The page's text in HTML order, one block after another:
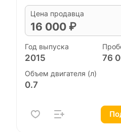
Цена продавца
16 000 ₽
Год выпуска
2015 76
Объем двигателя (л)
0.7